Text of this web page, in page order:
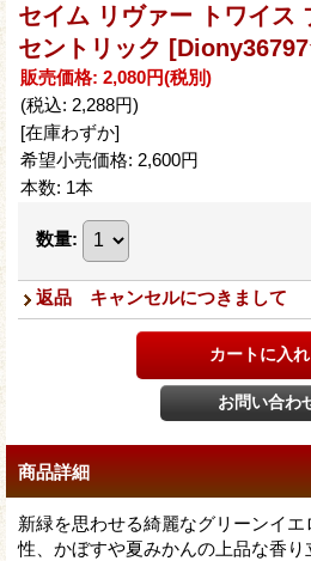
セイム リヴァー トワイス
セントリック
販売価格: 2,080円(税別)
(税込: 2,288円)
[在庫わずか]
希望小売価格: 2,600円
本数: 1本
数量:
返品 キャンセルにつきまして
商品詳細
新緑を思わせる綺麗なグリーンイ
性、かぼすや夏みかんの上品な香